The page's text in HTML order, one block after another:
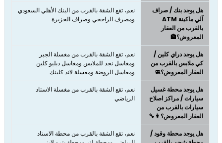
هل يوجد بنك / صراف
آلي ماكينة ATM
بالقرب من العقار
المعروض؟🏦
نعم، تقع الشقة بالقرب من البنك الأهلي السعودي
ومصرف الراجحي وصراف الجزيرة
هل يوجد دراي كلين /
كي ملابس بالقرب من
العقار المعروض؟🧼
نعم، تقع الشقة بالقرب من مغسلة الجبر
ومغاسل نجد للملابس ومغاسل دبليو كلين
ومغاسل الروضة ومغسلة لاند كلينك
هل يوجد محطة غسيل
سيارات / مراكز اصلاح
سيارات بالقرب من
العقار المعروض؟👨‍🔧
نعم، تقع الشقة بالقرب من مغسلة الاستاد
الرياضي
هل يوجد محطة وقود /
نعم، تقع الشقة بالقرب من محطة الاستاد